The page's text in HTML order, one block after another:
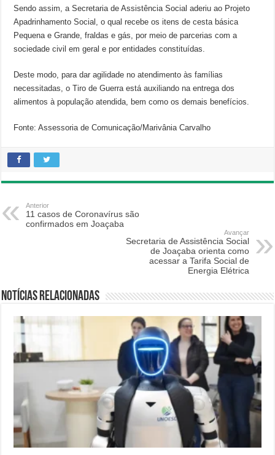
Sendo assim, a Secretaria de Assistência Social aderiu ao Projeto
Apadrinhamento Social, o qual recebe os itens de cesta básica
Pequena e Grande, fraldas e gás, por meio de parcerias com a
sociedade civil em geral e por entidades constituídas.
Deste modo, para dar agilidade no atendimento às famílias
necessitadas, o Tiro de Guerra está auxiliando na entrega dos
alimentos à população atendida, bem como os demais benefícios.
Fonte: Assessoria de Comunicação/Marivânia Carvalho
Anterior
11 casos de Coronavírus são
confirmados em Joaçaba
Avançar
Secretaria de Assistência Social
de Joaçaba orienta como
acessar a Tarifa Social de
Energia Elétrica
Notícias relacionadas